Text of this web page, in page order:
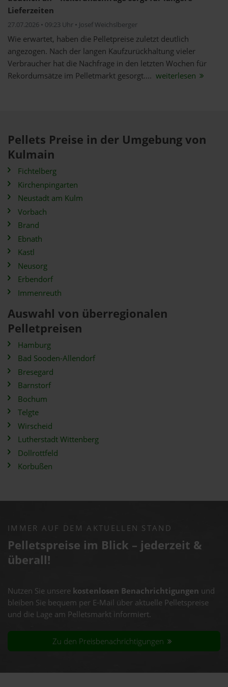
Lieferzeiten
27.07.2026 • 09:23 Uhr • Josef Weichslberger
Wie erwartet, haben die Pelletpreise zuletzt deutlich
angezogen. Nach der langen Kaufzurückhaltung vieler
Verbraucher hat die Nachfrage in den letzten Wochen für
Rekordumsätze im Pelletmarkt gesorgt.... weiterlesen
Pellets Preise in der Umgebung von
Kulmain
Fichtelberg
Kirchenpingarten
Neustadt am Kulm
Vorbach
Brand
Ebnath
Kastl
Neusorg
Erbendorf
Immenreuth
Auswahl von überregionalen
Pelletpreisen
Hamburg
Bad Sooden-Allendorf
Bresegard
Barnstorf
Bochum
Telgte
Wirscheid
Lutherstadt Wittenberg
Dollrottfeld
Korbußen
IMMER AUF DEM AKTUELLEN STAND
Pelletspreise im Blick – jederzeit &
überall!
Nutzen Sie unsere kostenlosen Benachrichtigungen und
bleiben Sie bequem per E-Mail über aktuelle Pelletspreise
und die Lage am Pelletsmarkt informiert.
Zu den Preisbenachrichtigungen